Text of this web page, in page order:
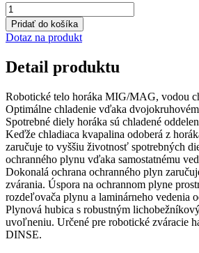
množstvo
METZ
544
-
horák
Pridať do košíka
Dotaz na produkt
Detail produktu
Robotické telo horáka MIG/MAG, vodou
Optimálne chladenie vďaka
Spotrebné diely horáka sú chladené
Keďže chladiaca kvapalina odoberá z
zaručuje to vyššiu životnosť spotrebných
ochranného plynu vďaka samostatnému
Dokonalá ochrana ochranného plyn
zvárania. Úspora na ochrannom plyne
rozdeľovača plynu a laminárneho vedenia
Plynová hubica s robustným
uvoľneniu. Určené pre robotické zváracie
DINSE.